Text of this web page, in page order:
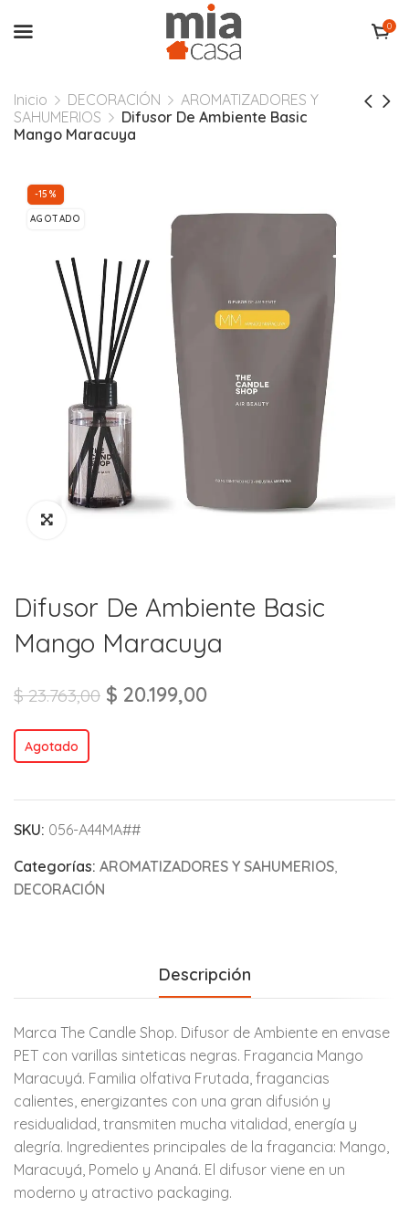
0
Inicio DECORACIÓN
AROMATIZADORES Y
SAHUMERIOS
Difusor De Ambiente Basic
Mango Maracuya
-15%
AGOTADO
Difusor De Ambiente Basic
Mango Maracuya
$23.763,00 $ 20.199,00
Agotado
SKU: 056-A44MA##
Categorías: AROMATIZADORES Y SAHUMERIOS,
DECORACIÓN
Descripción
Marca The Candle Shop. Difusor de Ambiente en envase
PET con varillas sinteticas negras. Fragancia Mango
Maracuyá. Familia olfativa Frutada, fragancias
calientes, energizantes con una gran difusión y
residualidad, transmiten mucha vitalidad, energía y
alegría. Ingredientes principales de la fragancia: Mango,
Maracuyá, Pomelo y Ananá. El difusor viene en un
moderno y atractivo packaging.